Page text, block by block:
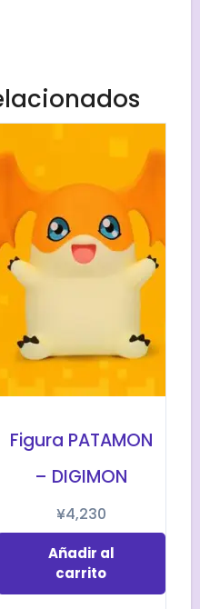
Figura PATAMON
– DIGIMON
¥4,230
Añadir al
carrito